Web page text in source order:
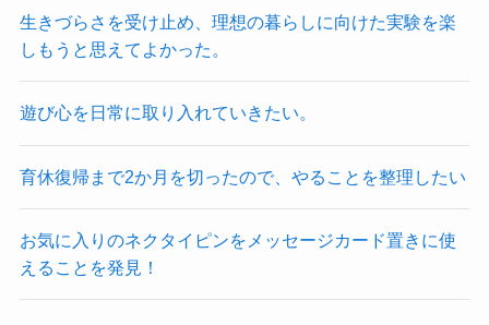
生きづらさを受け止め、理想の暮らしに向けた実験を楽
しもうと思えてよかった。
遊び心を日常に取り入れていきたい。
育休復帰まで2か月を切ったので、やることを整理したい
お気に入りのネクタイピンをメッセージカード置きに使
えることを発見！